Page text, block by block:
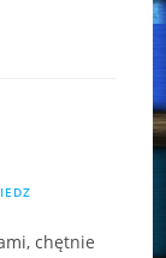
chętnie